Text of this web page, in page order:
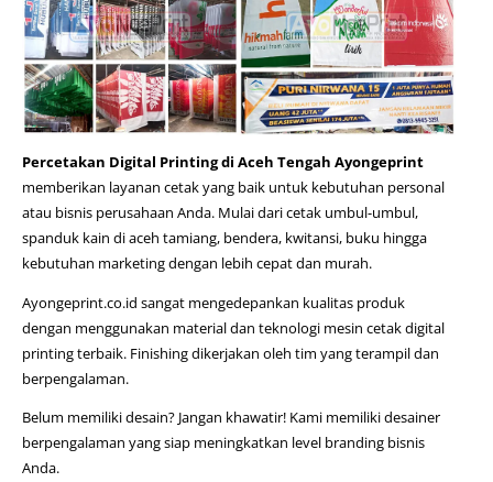
Percetakan Digital Printing di Aceh Tengah Ayongeprint
memberikan layanan cetak yang baik untuk kebutuhan personal
atau bisnis perusahaan Anda. Mulai dari cetak umbul-umbul,
spanduk kain di aceh tamiang, bendera, kwitansi, buku hingga
kebutuhan marketing dengan lebih cepat dan murah.
Ayongeprint.co.id sangat mengedepankan kualitas produk
dengan menggunakan material dan teknologi mesin cetak digital
printing terbaik. Finishing dikerjakan oleh tim yang terampil dan
berpengalaman.
Belum memiliki desain? Jangan khawatir! Kami memiliki desainer
berpengalaman yang siap meningkatkan level branding bisnis
Anda.